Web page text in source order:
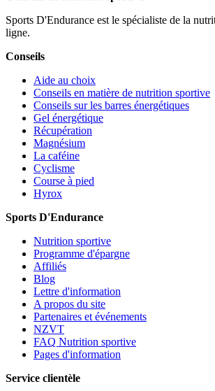
Sports D'Endurance est le spécialiste de la
ligne.
Conseils
Aide au choix
Conseils en matière de nutrition sportive
Conseils sur les barres énergétiques
Gel énergétique
Récupération
Magnésium
La caféine
Cyclisme
Course à pied
Hyrox
Sports D'Endurance
Nutrition sportive
Programme d'épargne
Affiliés
Blog
Lettre d'information
A propos du site
Partenaires et événements
NZVT
FAQ Nutrition sportive
Pages d'information
Service clientèle